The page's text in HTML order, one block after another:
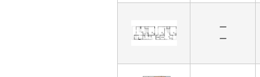
ー
ー